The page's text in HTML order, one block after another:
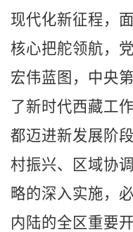
现代化新征程，
核心把舵领航，
宏伟蓝图，中央
了新时代西藏工
都迈进新发展阶
村振兴、区域协
略的深入实施，
内陆的全区重要